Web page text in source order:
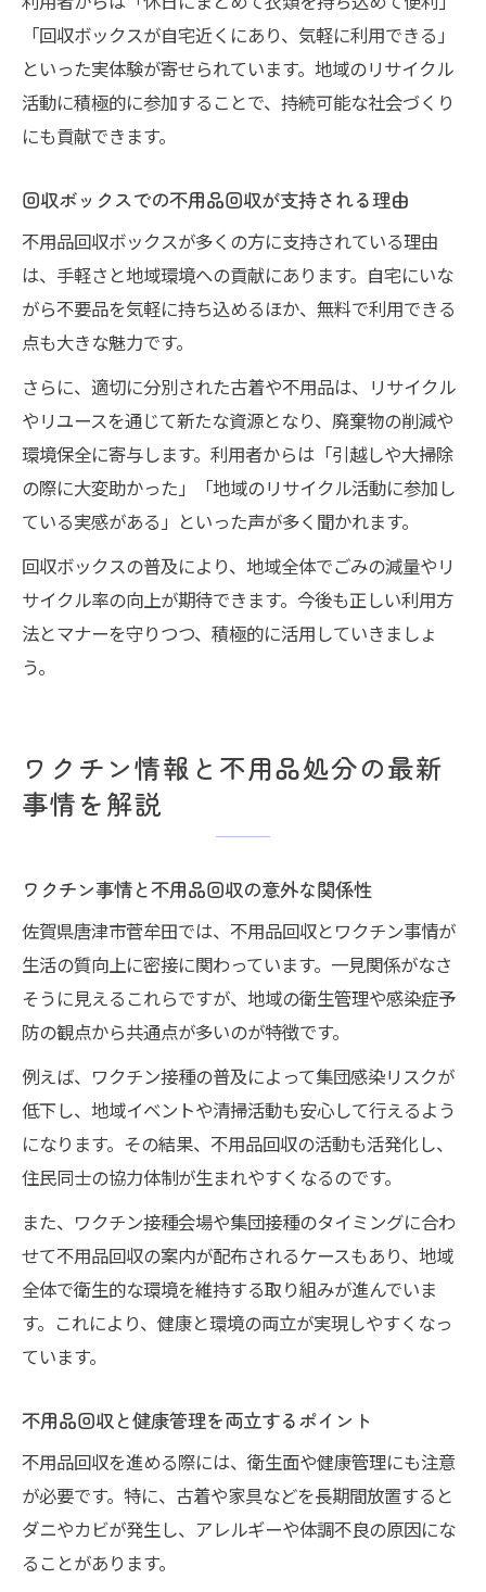
「回収ボックスが自宅近くにあり、気軽に利用できる」
といった実体験が寄せられています。地域のリサイクル
活動に積極的に参加することで、持続可能な社会づくり
にも貢献できます。
回収ボックスでの不用品回収が支持される理由
不用品回収ボックスが多くの方に支持されている理由
は、手軽さと地域環境への貢献にあります。自宅にいな
がら不要品を気軽に持ち込めるほか、無料で利用できる
点も大きな魅力です。
さらに、適切に分別された古着や不用品は、リサイクル
やリユースを通じて新たな資源となり、廃棄物の削減や
環境保全に寄与します。利用者からは「引越しや大掃除
の際に大変助かった」「地域のリサイクル活動に参加し
ている実感がある」といった声が多く聞かれます。
回収ボックスの普及により、地域全体でごみの減量やリ
サイクル率の向上が期待できます。今後も正しい利用方
法とマナーを守りつつ、積極的に活用していきましょ
う。
ワクチン情報と不用品処分の最新
事情を解説
ワクチン事情と不用品回収の意外な関係性
佐賀県唐津市菅牟田では、不用品回収とワクチン事情が
生活の質向上に密接に関わっています。一見関係がなさ
そうに見えるこれらですが、地域の衛生管理や感染症予
防の観点から共通点が多いのが特徴です。
例えば、ワクチン接種の普及によって集団感染リスクが
低下し、地域イベントや清掃活動も安心して行えるよう
になります。その結果、不用品回収の活動も活発化し、
住民同士の協力体制が生まれやすくなるのです。
また、ワクチン接種会場や集団接種のタイミングに合わ
せて不用品回収の案内が配布されるケースもあり、地域
全体で衛生的な環境を維持する取り組みが進んでいま
す。これにより、健康と環境の両立が実現しやすくなっ
ています。
不用品回収と健康管理を両立するポイント
不用品回収を進める際には、衛生面や健康管理にも注意
が必要です。特に、古着や家具などを長期間放置すると
ダニやカビが発生し、アレルギーや体調不良の原因にな
ることがあります。